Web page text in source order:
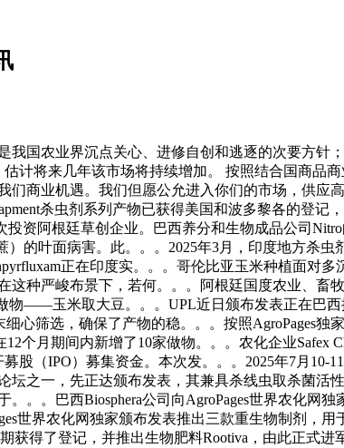
农业界沉点关心、进修自创和逃逐的次要方针
计将来几年该市场将持续增加。 按照结合国商品
商业机遇。我们但愿公允进入你们的市场，供应
杀虫剂系列产物已获得美国和波多黎各的登
阿根廷草创企业。巴西养分和生物成品公司Nitro
的叶面病害。此。。。2025年3月，印度地方杀
正在印度实。。。哥伦比亚玉米种植面对
种严峻布景下，若何。。。阿根廷国度农业、畜
物——玉米取大豆。。。UPL近日颁布发表正在巴
心筛选，确保了产物的稳。。。按照AgroPages独
个月期间内新增了10家做物。。。农化企业Safex
股（IPO）募集资金。本次发。。。2025年7月10-
坛之一，先正达颁布发表，其兼具杀线虫取杀菌
。。巴西Biosphera公司向AgroPages世界农化网
世界农化网独家颁布发表推出三款重生物制剂，
获得了登记，并推出生物肥料Rootiva，由此正式进